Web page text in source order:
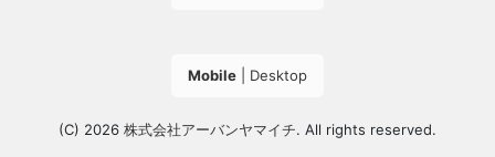
Mobile Desktop
(C) 2026 株式会社アーバンヤマイチ. All rights reserved.